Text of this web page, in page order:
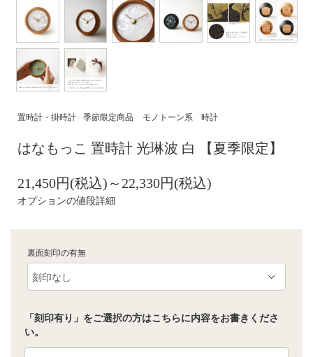
置時計・掛時計 季節限定商品 モノトーン系 時計
はなもっこ 置時計 光琳波 白 【夏季限定】
21,450円(税込)～22,330円(税込)
オプションの値段詳細
裏面刻印の有無
「刻印有り」をご選択の方はこちらに内容をお書きくださ
い。